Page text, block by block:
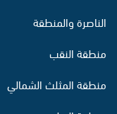
الناصرة والمنطقة
منطقة النقب
منطقة المثلث الشمالي